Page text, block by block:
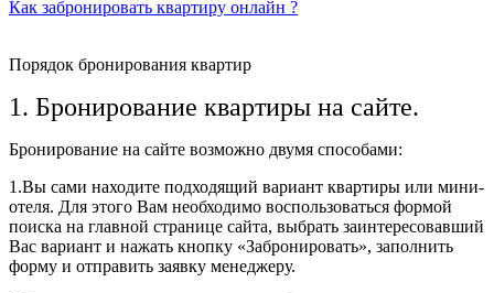
Как забронировать квартиру онлайн ?
Порядок бронирования квартир
1. Бронирование квартиры на сайте.
Бронирование на сайте возможно двумя способами:
1.Вы сами находите подходящий вариант квартиры или мини-
отеля. Для этого Вам необходимо воспользоваться формой
поиска на главной странице сайта, выбрать заинтересовавший
Вас вариант и нажать кнопку «Забронировать», заполнить
форму и отправить заявку менеджеру.